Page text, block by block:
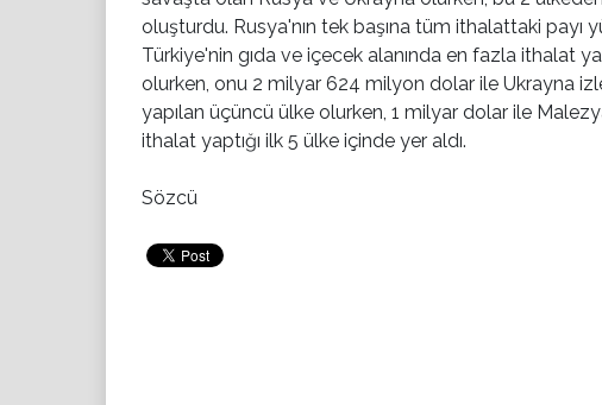
oluşturdu. Rusya'nın tek başına tüm ithalattaki payı
Türkiye'nin gıda ve içecek alanında en fazla ithalat
olurken, onu 2 milyar 624 milyon dolar ile Ukrayna
yapılan üçüncü ülke olurken, 1 milyar dolar ile
ithalat yaptığı ilk 5 ülke içinde yer aldı.
Sözcü